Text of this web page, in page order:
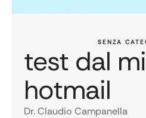
SENZA
test dal
hotmail
Dr. Claudio Campanella